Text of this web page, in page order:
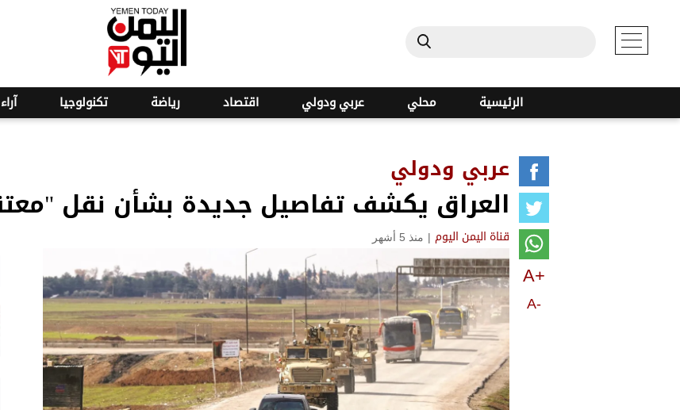
الرئيسية محلي عربي ودولي اقتصاد رياضة تكنولوجيا آراء
عربي ودولي
العراق يكشف تفاصيل جديدة بشأن نقل
قناة اليمن اليوم | منذ 5 أشهر
A+
A-